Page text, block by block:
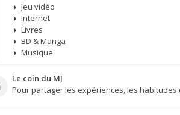
Jeu vidéo
Internet
Livres
BD & Manga
Musique
Le coin du MJ
Pour partager les expériences, les